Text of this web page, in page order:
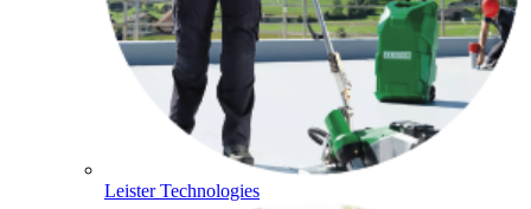
Leister Technologies